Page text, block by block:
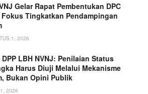
Gelar Rapat Pembentukan DPC
Fokus Tingkatkan Pendampingan
1, 2026
LBH NVNJ: Penilaian Status
Harus Diuji Melalui Mekanisme
Bukan Opini Publik
2026